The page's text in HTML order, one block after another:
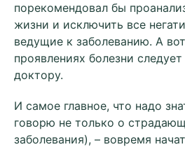
порекомендовал бы
жизни и исключить все
ведущие к заболеванию. А
проявлениях болезни
доктору.
И самое главное, что надо
говорю не только о
заболевания), – вовремя